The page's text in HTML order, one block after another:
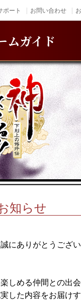
ポート お問い合わせ
ムガイド
知らせ
にありがとうござい
しめる仲間との出会
した内容をお届けす